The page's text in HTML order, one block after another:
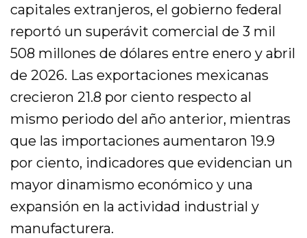
capitales extranjeros, el gobierno federal
reportó un superávit comercial de 3 mil
508 millones de dólares entre enero y abril
de 2026. Las exportaciones mexicanas
crecieron 21.8 por ciento respecto al
mismo periodo del año anterior, mientras
que las importaciones aumentaron 19.9
por ciento, indicadores que evidencian un
mayor dinamismo económico y una
expansión en la actividad industrial y
manufacturera.